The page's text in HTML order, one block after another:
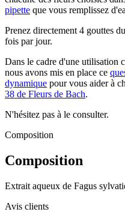
pipette que vous remplissez
Prenez directement 4 gouttes
fois par jour.
Dans le cadre d'une utilisation
nous avons mis en place ce
dynamique pour vous aider à
38 de Fleurs de Bach.
N'hésitez pas à le consulter.
Composition
Composition
Extrait aqueux de Fagus
Avis clients